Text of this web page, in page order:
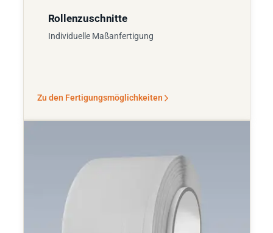
Rollenzuschnitte
Individuelle Maßanfertigung
Zu den Fertigungsmöglichkeiten